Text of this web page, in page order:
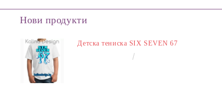
Нови продукти
Детска тениска SIX SEVEN 67